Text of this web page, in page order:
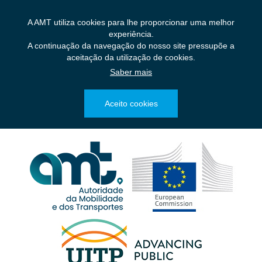
A AMT utiliza cookies para lhe proporcionar uma melhor
experiência.
A continuação da navegação do nosso site pressupõe a
aceitação da utilização de cookies.
Saber mais
Aceito cookies